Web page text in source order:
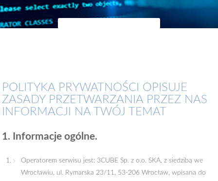
POLITYKA PRYWATNOŚCI OPISUJE
ZASADY PRZETWARZANIA PRZEZ NAS
INFORMACJI NA TWÓJ TEMAT
1. Informacje ogólne.
Operatorem serwisu jest: 3CUBE Sp. z o.o. SKA, z siedzibą we
Wrocławiu, ul. Rymarska 23/11, 53-206 Wrocław, wpisana do